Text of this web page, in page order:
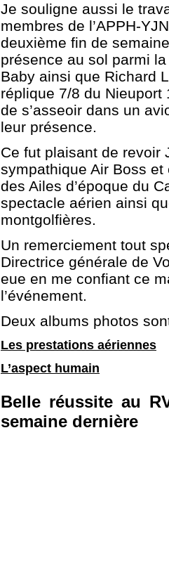
Je souligne aussi le
membres de l’APPH-
deuxième fin de
présence au sol parmi
Baby ainsi que Richard
réplique 7/8 du
de s’asseoir dans un
leur présence.
Ce fut plaisant de revoir
sympathique Air Boss et
des Ailes d’époque du
spectacle aérien ainsi
montgolfières.
Un remerciement tout
Directrice générale de
eue en me confiant ce
l’événement.
Deux albums photos
Les prestations aériennes
L’aspect humain
Belle réussite au
semaine dernière